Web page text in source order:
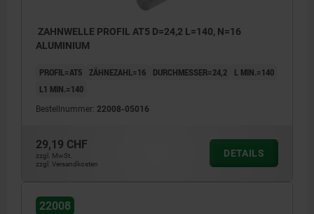
ZAHNWELLE PROFIL AT5 D=24,2 L=140, N=16
ALUMINIUM
PROFIL=AT5 ZÄHNEZAHL=16 DURCHMESSER=24,2
L MIN.=140
L1 MIN.=140
Bestellnummer: 22008-05016
29,19 CHF
zzgl. MwSt.
zzgl. Versandkosten
DETAILS
22008